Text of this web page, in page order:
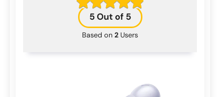
5Out of 5
Based on 2 Users